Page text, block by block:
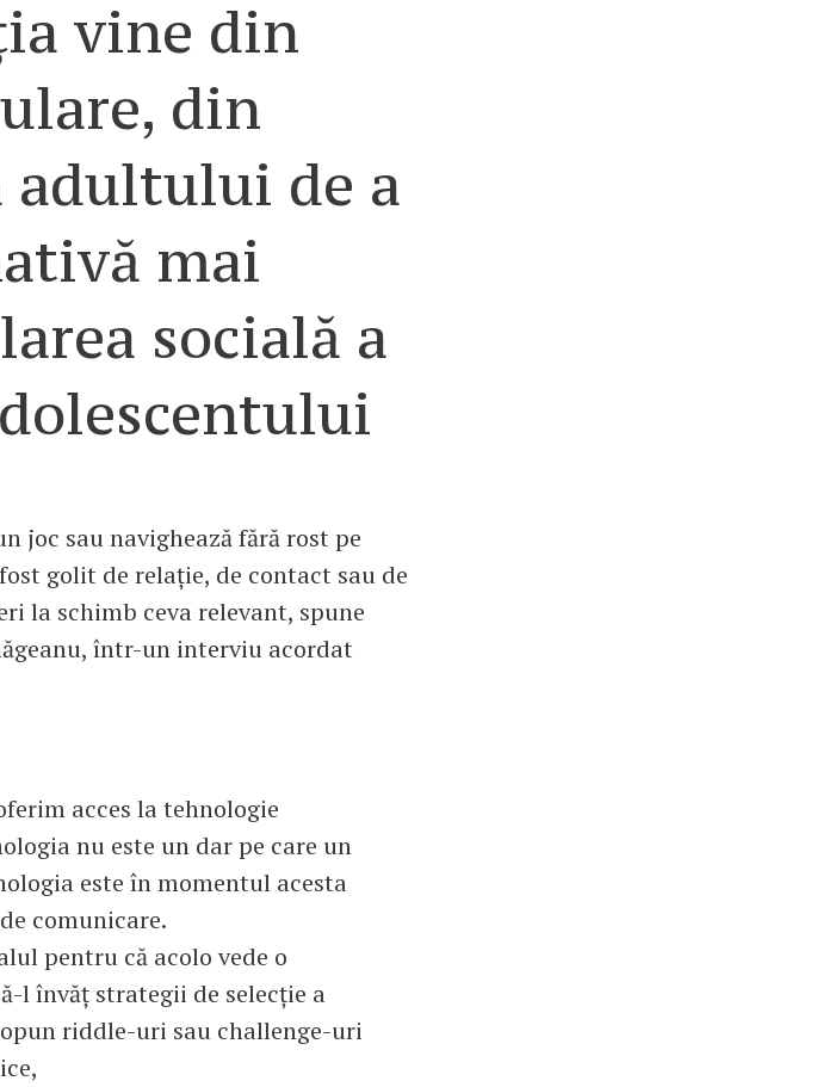
vine din
din
adultului de a
mai
socială a
joc sau navighează fără rost pe
golit de relație, de contact sau de
la schimb ceva relevant, spune
într-un interviu acordat
acces la tehnologie
nu este un dar pe care un
este în momentul acesta
comunicare.
pentru că acolo vede o
l învăț strategii de selecție a
riddle-uri sau challenge-uri